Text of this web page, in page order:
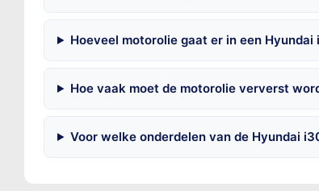
Hoeveel motorolie gaat er in een Hyundai
Hoe vaak moet de motorolie ververst
Voor welke onderdelen van de Hyundai